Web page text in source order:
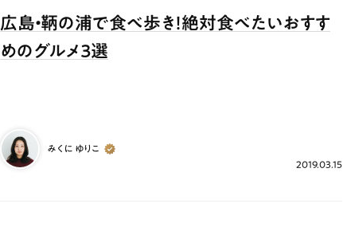
広島・鞆の浦で食べ歩き！絶対食べたいおすす
めのグルメ３選
みくに ゆりこ
2019.03.15